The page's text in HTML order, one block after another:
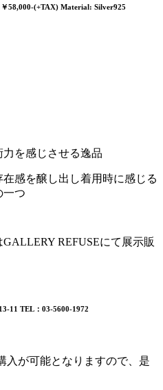
58,000-(+TAX) Material: Silver925
を感じさせる逸品
感を醸し出し着用時に感じる
一つ
REFUSEにて展示販
11 TEL：03-5600-1972
入が可能となりますので、是